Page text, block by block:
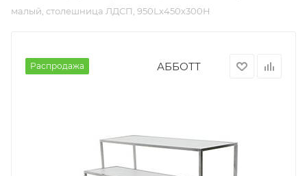
малый, столешница ЛДСП, 950Lх450х300H
Распродажа АББОТТ